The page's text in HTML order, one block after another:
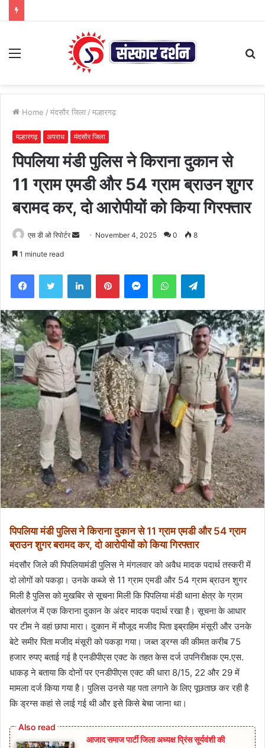
Menu
Home / मंदसौर जिला / मल्हारगढ़
मल्हारगढ़ अपराध मंदसौर जिला
पिपलिया मंडी पुलिस ने किराना दुकान से
11 ग्राम एमडी और 54 ग्राम ब्राउन शुगर
बरामद कर, दो आरोपीयों को किया गिरफ्तार
एस डी ओ रिपोर्टर
Send November 4, 2025 0 8
1 minute read
FacebookTwitter LinkedInPinterestMessengerWhatsAppTelegram
पिपलिया मंडी पुलिस ने किराना दुकान से 11 ग्राम एमडी और 54 ग्राम
ब्राउन शुगर बरामद कर, दो आरोपीयों को किया गिरफ्तार
मंदसौर जिले की पिपलियामंडी पुलिस ने मंगलवार को अवैध मादक पदार्थ तस्करी में
दो लोगों को पकड़ा। उनके कब्जे से 11 ग्राम एमडी और 54 ग्राम ब्राउन शुगर
मिली है पुलिस को मुखबिर से सूचना मिली कि पिपलिया मंडी थाना क्षेत्र के ग्राम
बोतलगंज में एक किराना दुकान के अंदर मादक पदार्थ रखा है। सूचना के आधार
पर टीम ने वहां छापा मारा। दुकान में मौजूद मजीद पिता इब्राहिम मंसूरी और उनके
बेटे समीर पिता मजीद मंसूरी को पकड़ा गया। जब्त ड्रग्स की कीमत करीब 75
हजार रुपए बताई गई है एनडीपीएस एक्ट के तहत केस दर्ज उपनिरीक्षक एम.एस.
धाकड़ ने बताया कि दोनों पर एनडीपीएस एक्ट की धारा 8/15, 22 और 29 में
मामला दर्ज किया गया है। पुलिस उनसे यह पता लगाने के लिए पूछताछ कर रही है
कि ड्रग्स कहां से लाई गई थी और इसे किसे बेचा जाना था।
आजाद समाज पार्टी जिला अध्यक्ष प्रिंस सूर्यवंशी की